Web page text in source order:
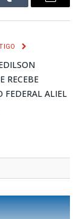
Tumblr
E-
RECEBE
FEDERAL ALIEL